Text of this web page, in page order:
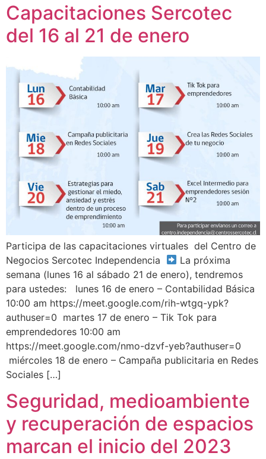
Capacitaciones Sercotec
del 16 al 21 de enero
Participa de las capacitaciones virtuales ‍‍ del Centro de
Negocios Sercotec Independencia
La próxima
semana (lunes 16 al sábado 21 de enero), tendremos
para ustedes: lunes 16 de enero – Contabilidad Básica
10:00 am https://meet.google.com/rih-wtgq-ypk?
authuser=0 martes 17 de enero – Tik Tok para
emprendedores 10:00 am
https://meet.google.com/nmo-dzvf-yeb?authuser=0
miércoles 18 de enero – Campaña publicitaria en Redes
Sociales […]
Seguridad, medioambiente
y recuperación de espacios
marcan el inicio del 2023